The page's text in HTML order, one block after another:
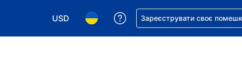
USD
Виберіть валюту. Ваша поточна валюта:
Виберіть мову. Ваша поточна мова:
Отримайте допомогу з
Зареєструвати своє